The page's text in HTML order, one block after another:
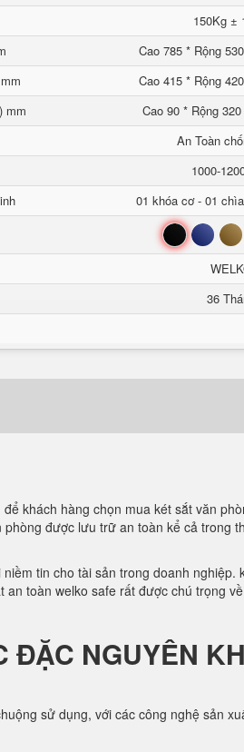
150Kg ±
Cao 785 * Rộng
Cao 415 * Rộng
mm
Cao 90 * Rộng
An Toàn
1000-
01 khóa cơ - 01
Đen Xanh Nâu
36
khách hàng chọn mua két sắt văn
được lưu trữ an toàn kể cả trong
tin cho tài sản trong doanh nghiệp.
toàn welko safe rất được chú trọng
ĐẶC NGUYÊN
sử dụng, với các công nghệ sản